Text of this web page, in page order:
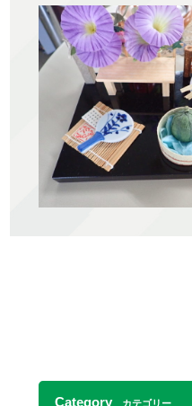
Category カテゴリー